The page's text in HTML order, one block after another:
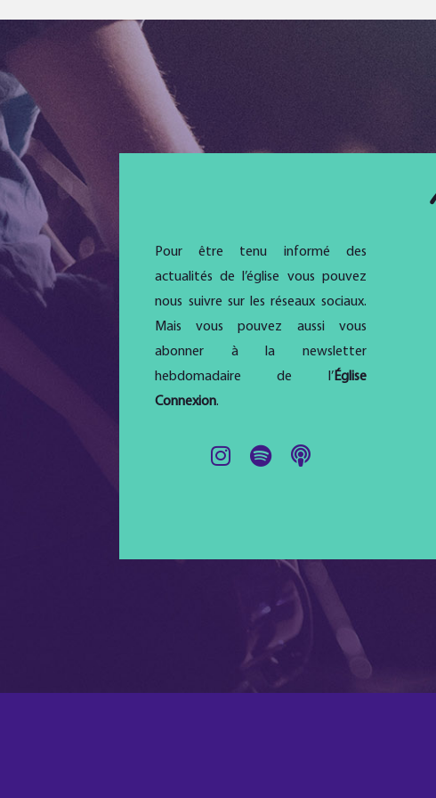
Pour être tenu informé des
actualités de l’église vous pouvez
nous suivre sur les réseaux sociaux.
Mais vous pouvez aussi vous
abonner à la newsletter
hebdomadaire de l’Église
Connexion.